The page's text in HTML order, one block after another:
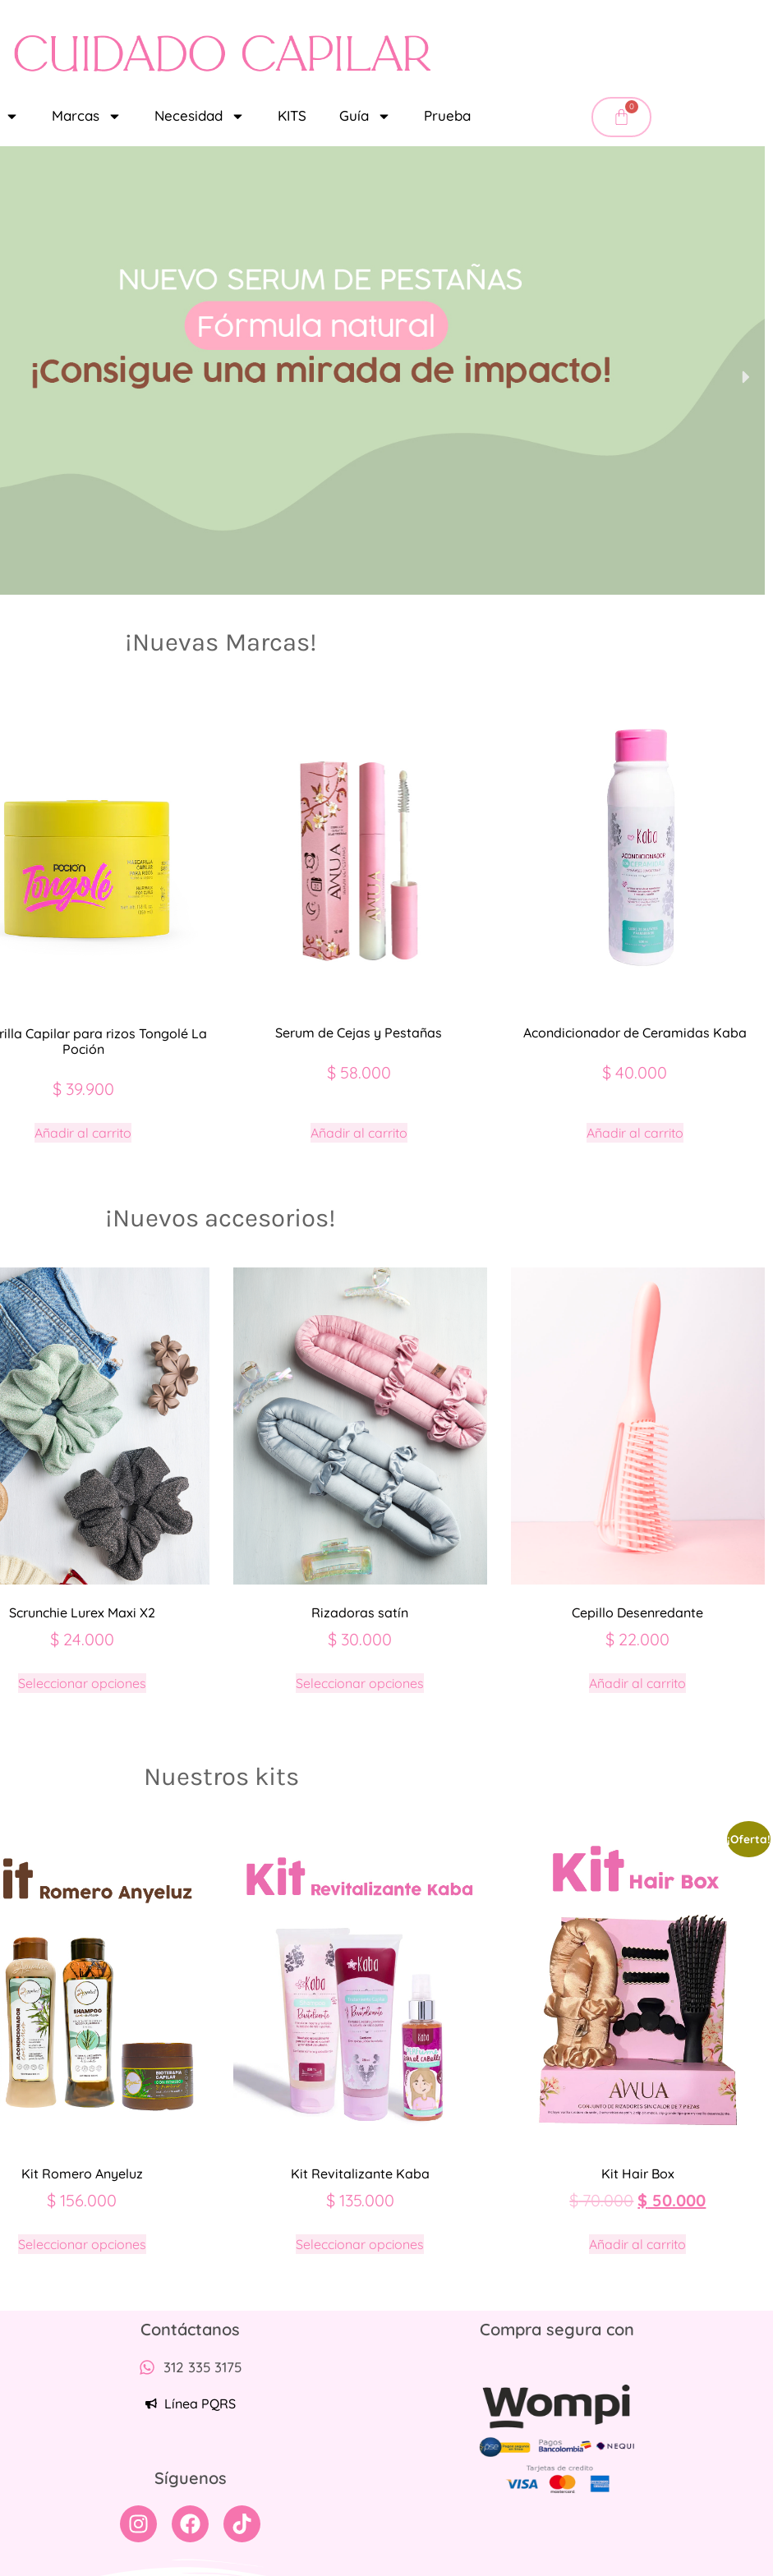
Marcas Necesidad KITS Guía Prueba
0
¡Nuevas Marcas!
Capilar para rizos Tongolé La
Poción
$39.900
Añadir al carrito
Serum de Cejas y Pestañas
$58.000
Añadir al carrito
Acondicionador de Ceramidas Kaba
$ 40.000
Añadir al carrito
¡Nuevos accesorios!
Scrunchie Lurex Maxi X2
$24.000
Seleccionar opciones
Rizadoras satín
$ 30.000
Seleccionar opciones
Cepillo Desenredante
$ 22.000
Añadir al carrito
Nuestros kits
Kit Romero Anyeluz
$ 156.000
Seleccionar opciones
Kit Revitalizante Kaba
$135.000
Seleccionar opciones
¡Oferta!
Kit Hair Box
$70.000 $ 50.000
Añadir al carrito
Contáctanos
312 335 3175
Línea PQRS
Síguenos
Compra segura con